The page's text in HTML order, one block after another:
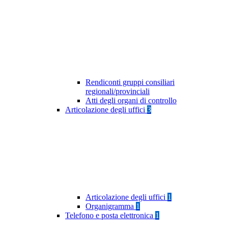
Rendiconti gruppi consiliari
regionali/provinciali
Atti degli organi di controllo
Articolazione degli uffici 3
Articolazione degli uffici 1
Organigramma 1
Telefono e posta elettronica 1